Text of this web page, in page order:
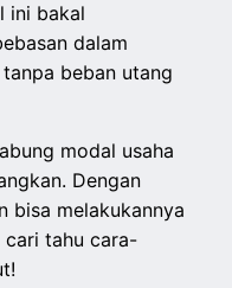
ini bakal
dalam
beban utang
modal usaha
Dengan
bisa melakukannya
cari tahu cara-